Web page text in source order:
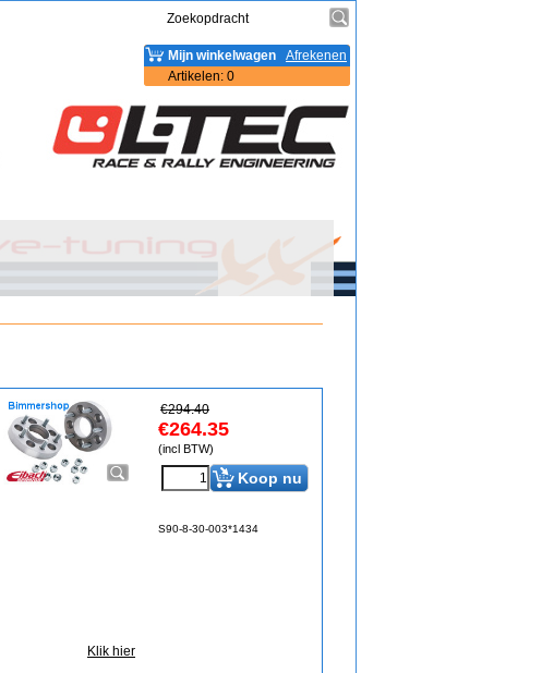
Afrekenen
Mijn winkelwagen
Artikelen: 0
€294.40
€264.35
(incl BTW)
Koop nu
S90-8-30-003*1434
Klik hier